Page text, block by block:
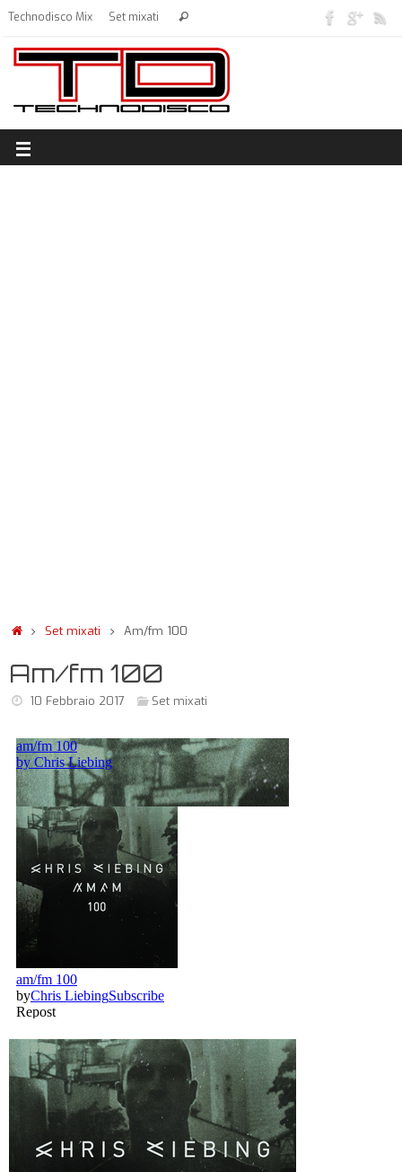
Technodisco Mix Set mixati
Set mixati Am/fm 100
Am/fm 100
10 Febbraio 2017 Set mixati